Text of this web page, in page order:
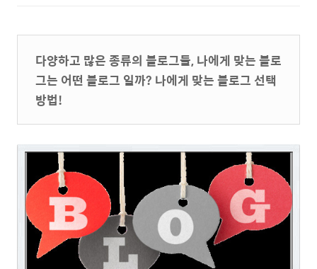
다양하고 많은 종류의 블로그들, 나에게 맞는 블로
그는 어떤 블로그 일까? 나에게 맞는 블로그 선택
방법!